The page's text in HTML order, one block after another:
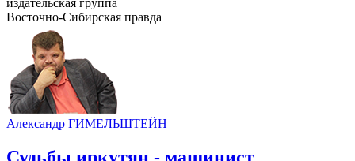
издательская группа
Восточно-Сибирская правда
Александр ГИМЕЛЬШТЕЙН